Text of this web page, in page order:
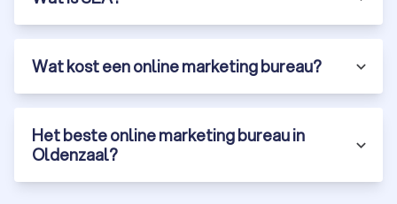
Wat kost een online marketing bureau?
Het beste online marketing bureau in
Oldenzaal?